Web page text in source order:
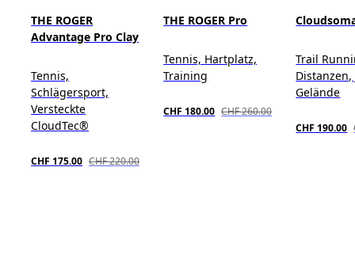
THE ROGER
Advantage Pro Clay
Tennis,
Schlägersport,
Versteckte
CloudTec®
CHF 175.00 CHF 220.00
THE ROGER Pro
Tennis, Hartplatz,
Training
CHF 180.00 CHF 260.00
Trail
Distanzen,
Gelände
CHF 190.00